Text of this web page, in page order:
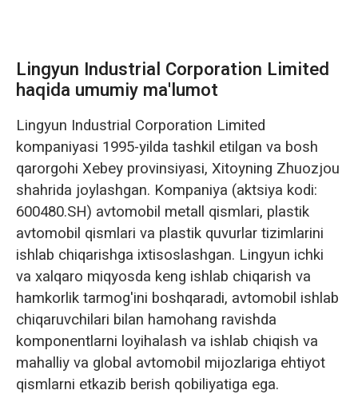
Lingyun Industrial Corporation Limited
haqida umumiy ma'lumot
Lingyun Industrial Corporation Limited
kompaniyasi 1995-yilda tashkil etilgan va bosh
qarorgohi Xebey provinsiyasi, Xitoyning Zhuozjou
shahrida joylashgan. Kompaniya (aktsiya kodi:
600480.SH) avtomobil metall qismlari, plastik
avtomobil qismlari va plastik quvurlar tizimlarini
ishlab chiqarishga ixtisoslashgan. Lingyun ichki
va xalqaro miqyosda keng ishlab chiqarish va
hamkorlik tarmog'ini boshqaradi, avtomobil ishlab
chiqaruvchilari bilan hamohang ravishda
komponentlarni loyihalash va ishlab chiqish va
mahalliy va global avtomobil mijozlariga ehtiyot
qismlarni etkazib berish qobiliyatiga ega.